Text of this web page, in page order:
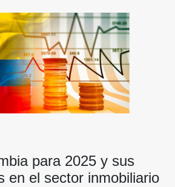
para 2025 y sus
en el sector inmobiliario